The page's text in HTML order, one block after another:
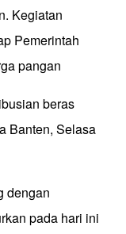
Kegiatan
Pemerintah
pangan
beras
Banten, Selasa
dengan
pada hari ini